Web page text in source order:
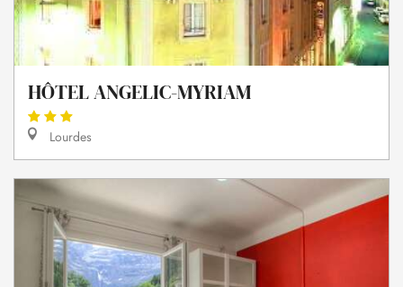
HÔTEL ANGELIC-MYRIAM
Lourdes